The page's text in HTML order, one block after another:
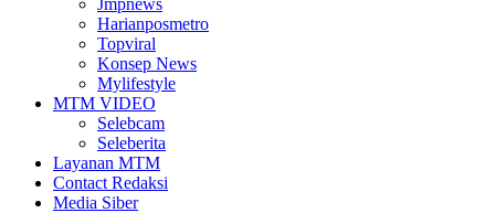
Jmpnews
Harianposmetro
Topviral
Konsep News
Mylifestyle
MTM VIDEO
Selebcam
Seleberita
Layanan MTM
Contact Redaksi
Media Siber